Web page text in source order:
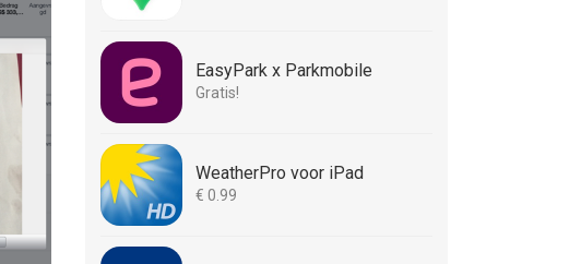
EasyPark x Parkmobile
Gratis!
WeatherPro voor iPad
€ 0.99